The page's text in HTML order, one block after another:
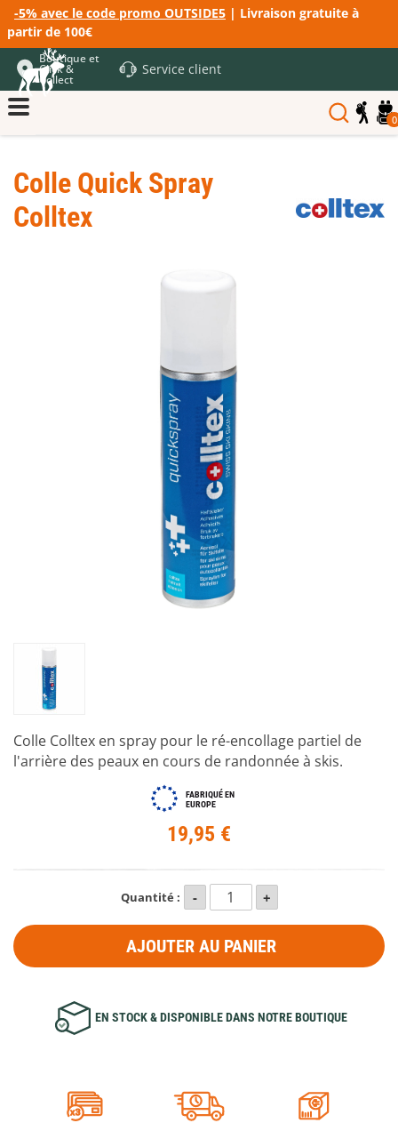
-5% avec le code promo OUTSIDE5 | Livraison gratuite à
partir de 100€
Boutique et
Click &
Collect
Service client
0
Colle Quick Spray
Colltex
Colle Colltex en spray pour le ré-encollage partiel de
l'arrière des peaux en cours de randonnée à skis.
FABRIQUÉ EN
EUROPE
19,95 €
Quantité :
AJOUTER AU PANIER
EN STOCK & DISPONIBLE DANS NOTRE BOUTIQUE